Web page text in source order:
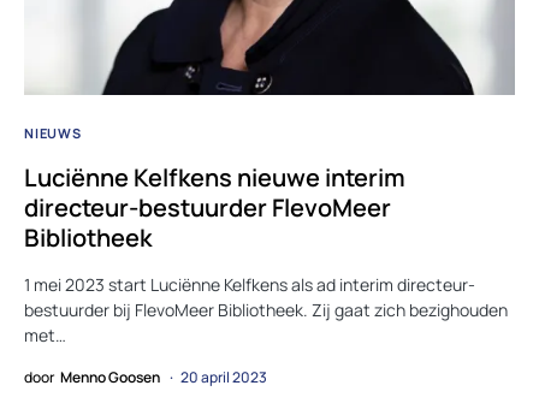
NIEUWS
Luciënne Kelfkens nieuwe interim
directeur-bestuurder FlevoMeer
Bibliotheek
1 mei 2023 start Luciënne Kelfkens als ad interim directeur-
bestuurder bij FlevoMeer Bibliotheek. Zij gaat zich bezighouden
met…
door Menno Goosen 20 april 2023